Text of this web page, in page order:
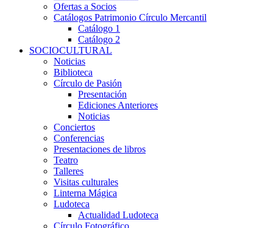
Ofertas a Socios
Catálogos Patrimonio Círculo Mercantil
Catálogo 1
Catálogo 2
SOCIOCULTURAL
Noticias
Biblioteca
Círculo de Pasión
Presentación
Ediciones Anteriores
Noticias
Conciertos
Conferencias
Presentaciones de libros
Teatro
Talleres
Visitas culturales
Linterna Mágica
Ludoteca
Actualidad Ludoteca
Círculo Fotográfico